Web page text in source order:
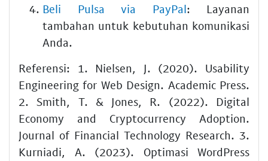
Beli Pulsa via PayPal: Layanan
tambahan untuk kebutuhan komunikasi
Anda.
Referensi: 1. Nielsen, J. (2020). Usability
Engineering for Web Design. Academic Press.
2. Smith, T. & Jones, R. (2022). Digital
Economy and Cryptocurrency Adoption.
Journal of Financial Technology Research. 3.
Kurniadi, A. (2023). Optimasi WordPress